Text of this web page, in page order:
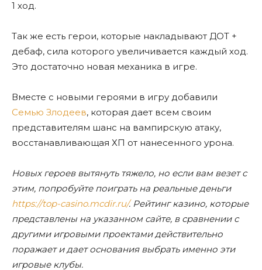
1 ход.
Так же есть герои, которые накладывают ДОТ +
дебаф, сила которого увеличивается каждый ход.
Это достаточно новая механика в игре.
Вместе с новыми героями в игру добавили
Семью Злодеев, которая дает всем своим
представителям шанс на вампирскую атаку,
восстанавливающая ХП от нанесенного урона.
Новых героев вытянуть тяжело, но если вам везет с
этим, попробуйте поиграть на реальные деньги
https://top-casino.mcdir.ru/. Рейтинг казино, которые
представлены на указанном сайте, в сравнении с
другими игровыми проектами действительно
поражает и дает основания выбрать именно эти
игровые клубы.